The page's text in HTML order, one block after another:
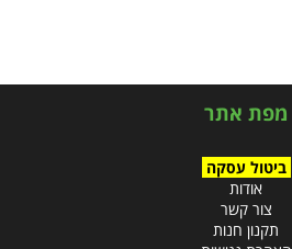
מפת אתר
ביטול עסקה
אודות
צור קשר
תקנון חנות